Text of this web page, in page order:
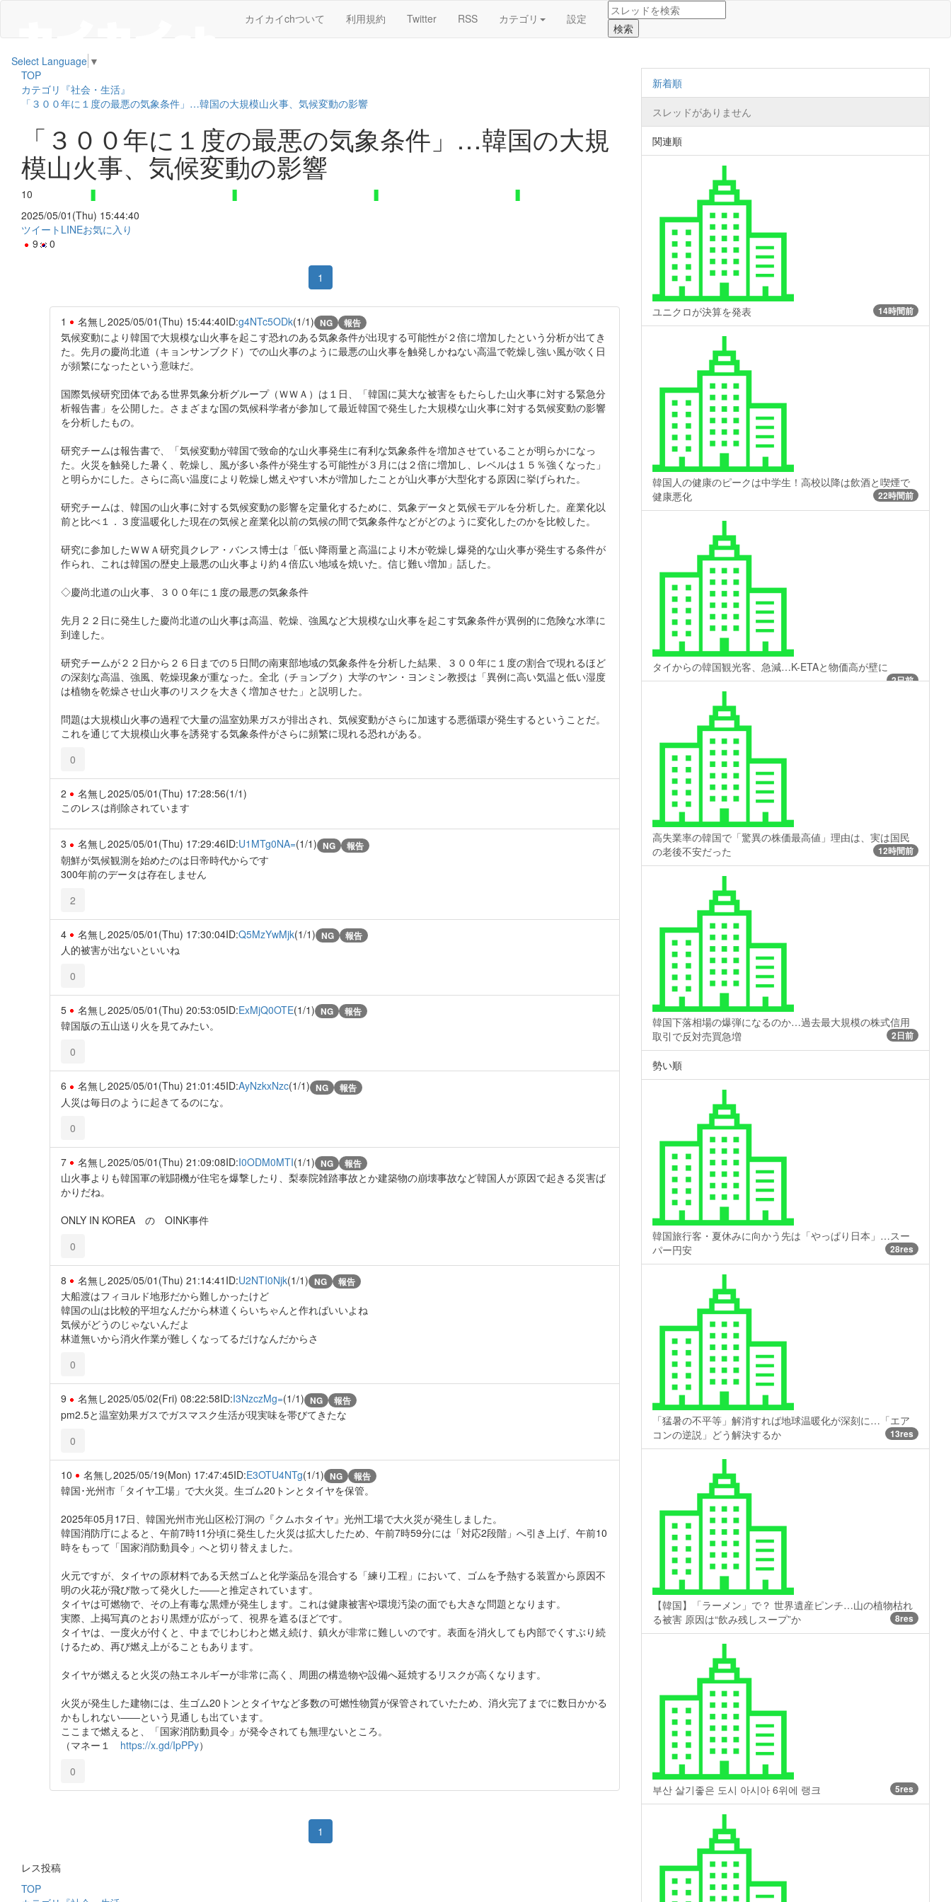
カイカイchついて 利用規約 Twitter RSS カテゴリ 設定
Select Language ▼
TOP
カテゴリ『社会・生活』
「３００年に１度の最悪の気象条件」…韓国の大規模山火事、気候変動の影響
「３００年に１度の最悪の気象条件」…韓国の大規
模山火事、気候変動の影響
10
2025/05/01(Thu) 15:44:40
ツイート LINEお気に入り
9
0
1
1 名無し2025/05/01(Thu) 15:44:40ID:g4NTc5ODk(1/1) NG 報告
気候変動により韓国で大規模な山火事を起こす恐れのある気象条件が出現する可能性が２倍に増加したという分析が出てき
た。先月の慶尚北道（キョンサンブクド）での山火事のように最悪の山火事を触発しかねない高温で乾燥し強い風が吹く日
が頻繁になったという意味だ。
国際気候研究団体である世界気象分析グループ（ＷＷＡ）は１日、「韓国に莫大な被害をもたらした山火事に対する緊急分
析報告書」を公開した。さまざまな国の気候科学者が参加して最近韓国で発生した大規模な山火事に対する気候変動の影響
を分析したもの。
研究チームは報告書で、「気候変動が韓国で致命的な山火事発生に有利な気象条件を増加させていることが明らかになっ
た。火災を触発した暑く、乾燥し、風が多い条件が発生する可能性が３月には２倍に増加し、レベルは１５％強くなった」
と明らかにした。さらに高い温度により乾燥し燃えやすい木が増加したことが山火事が大型化する原因に挙げられた。
研究チームは、韓国の山火事に対する気候変動の影響を定量化するために、気象データと気候モデルを分析した。産業化以
前と比べ１．３度温暖化した現在の気候と産業化以前の気候の間で気象条件などがどのように変化したのかを比較した。
研究に参加したＷＷＡ研究員クレア・バンス博士は「低い降雨量と高温により木が乾燥し爆発的な山火事が発生する条件が
作られ、これは韓国の歴史上最悪の山火事より約４倍広い地域を焼いた。信じ難い増加」話した。
◇慶尚北道の山火事、３００年に１度の最悪の気象条件
先月２２日に発生した慶尚北道の山火事は高温、乾燥、強風など大規模な山火事を起こす気象条件が異例的に危険な水準に
到達した。
研究チームが２２日から２６日までの５日間の南東部地域の気象条件を分析した結果、３００年に１度の割合で現れるほど
の深刻な高温、強風、乾燥現象が重なった。全北（チョンブク）大学のヤン・ヨンミン教授は「異例に高い気温と低い湿度
は植物を乾燥させ山火事のリスクを大きく増加させた」と説明した。
問題は大規模山火事の過程で大量の温室効果ガスが排出され、気候変動がさらに加速する悪循環が発生するということだ。
これを通じて大規模山火事を誘発する気象条件がさらに頻繁に現れる恐れがある。
0
2 名無し2025/05/01(Thu) 17:28:56(1/1)
このレスは削除されています
3 名無し2025/05/01(Thu) 17:29:46ID:U1MTg0NA=(1/1) NG 報告
朝鮮が気候観測を始めたのは日帝時代からです
300年前のデータは存在しません
2
4 名無し2025/05/01(Thu) 17:30:04ID:Q5MzYwMjk(1/1) NG 報告
人的被害が出ないといいね
0
5 名無し2025/05/01(Thu) 20:53:05ID:ExMjQ0OTE(1/1) NG 報告
韓国版の五山送り火を見てみたい。
0
6 名無し2025/05/01(Thu) 21:01:45ID:AyNzkxNzc(1/1) NG 報告
人災は毎日のように起きてるのにな。
0
7 名無し2025/05/01(Thu) 21:09:08ID:I0ODM0MTI(1/1) NG 報告
山火事よりも韓国軍の戦闘機が住宅を爆撃したり、梨泰院雑踏事故とか建築物の崩壊事故など韓国人が原因で起きる災害ば
かりだね。
ONLY IN KOREA の OINK事件
0
8 名無し2025/05/01(Thu) 21:14:41 ID:U2NTI0Njk(1/1) NG 報告
大船渡はフィヨルド地形だから難しかったけど
韓国の山は比較的平坦なんだから林道くらいちゃんと作ればいいよね
気候がどうのじゃないんだよ
林道無いから消火作業が難しくなってるだけなんだからさ
0
9 名無し2025/05/02(Fri) 08:22:58ID:I3NzczMg=(1/1) NG 報告
pm2.5と温室効果ガスでガスマスク生活が現実味を帯びてきたな
0
10 名無し2025/05/19(Mon) 17:47:45ID:E3OTU4NTg(1/1) NG 報告
韓国･光州市「タイヤ工場」で大火災。生ゴム20トンとタイヤを保管。
2025年05月17日、韓国光州市光山区松汀洞の『クムホタイヤ』光州工場で大火災が発生しました。
韓国消防庁によると、午前7時11分頃に発生した火災は拡大したため、午前7時59分には「対応2段階」へ引き上げ、午前10
時をもって「国家消防動員令」へと切り替えました。
火元ですが、タイヤの原材料である天然ゴムと化学薬品を混合する「練り工程」において、ゴムを予熱する装置から原因不
明の火花が飛び散って発火した――と推定されています。
タイヤは可燃物で、その上有毒な黒煙が発生します。これは健康被害や環境汚染の面でも大きな問題となります。
実際、上掲写真のとおり黒煙が広がって、視界を遮るほどです。
タイヤは、一度火が付くと、中までじわじわと燃え続け、鎮火が非常に難しいのです。表面を消火しても内部でくすぶり続
けるため、再び燃え上がることもあります。
タイヤが燃えると火災の熱エネルギーが非常に高く、周囲の構造物や設備へ延焼するリスクが高くなります。
火災が発生した建物には、生ゴム20トンとタイヤなど多数の可燃性物質が保管されていたため、消火完了までに数日かかる
かもしれない――という見通しも出ています。
ここまで燃えると、「国家消防動員令」が発令されても無理ないところ。
（マネー１ https://x.gd/IpPPy）
0
1
レス投稿
TOP
新着順
スレッドがありません
関連順
ユニクロが決算を発表 14時間前
韓国人の健康のピークは中学生！高校以降は飲酒と喫煙で
健康悪化
22時間前
タイからの韓国観光客、急減…K-ETAと物価高が壁に
2日前
高失業率の韓国で「驚異の株価最高値」理由は、実は国民
の老後不安だった
12時間前
韓国下落相場の爆弾になるのか…過去最大規模の株式信用
取引で反対売買急増
2日前
勢い順
韓国旅行客・夏休みに向かう先は「やっぱり日本」…スー
パー円安
28res
「猛暑の不平等」解消すれば地球温暖化が深刻に…「エア
コンの逆説」どう解決するか
13res
【韓国】「ラーメン」で？ 世界遺産ピンチ…山の植物枯れ
る被害 原因は“飲み残しスープ”か
8res
부산 살기좋은 도시 아시아 6위에 랭크 5res